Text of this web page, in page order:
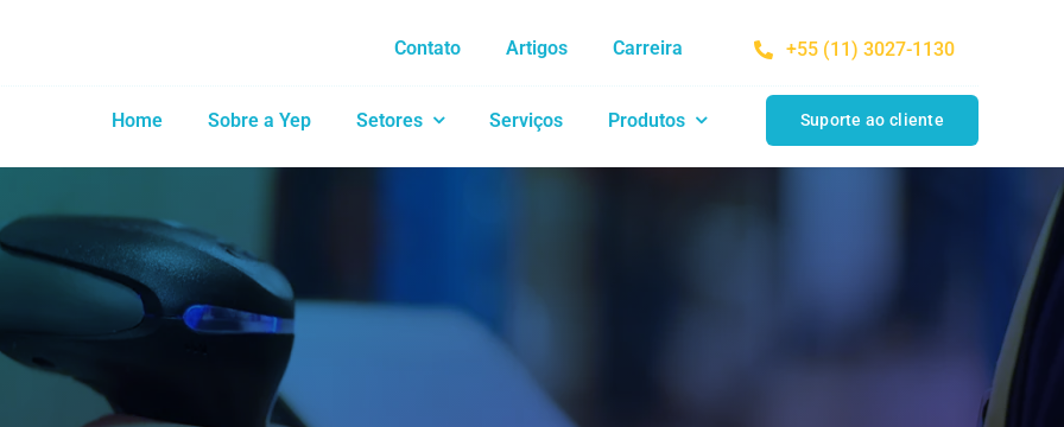
Contato Artigos Carreira +55 (11) 3027-1130
Home Sobre a Yep Setores Serviços Produtos Suporte ao cliente